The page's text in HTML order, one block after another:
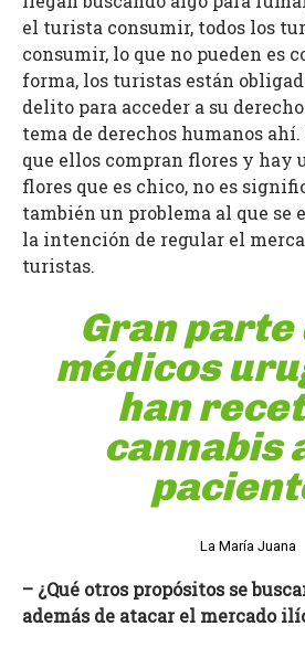
el turista consumir, todos los
consumir, lo que no pueden es
forma, los turistas están
delito para acceder a su
tema de derechos humanos
que ellos compran flores y hay
flores que es chico, no es
también un problema al que se
la intención de regular el
turistas.
Gran parte
médicos
han
cannabis
La María Juana
– ¿Qué otros propósitos se
además de atacar el mercado